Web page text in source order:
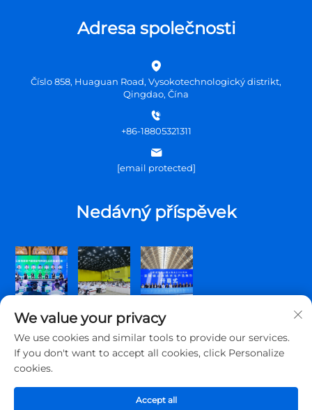
Adresa společnosti
Číslo 858, Huaguan Road, Vysokotechnologický distrikt,
Qingdao, Čína
+86-18805321311
[email protected]
Nedávný příspěvek
Všechna práva vyhrazena.
We value your privacy
We use cookies and similar tools to provide our services.
If you don't want to accept all cookies, click Personalize
cookies.
Accept all